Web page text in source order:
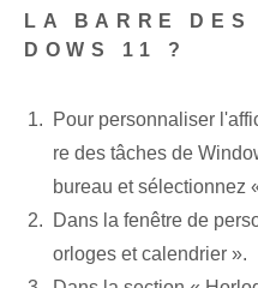
LA BARRE DES
DOWS 11 ?
Pour personnaliser
re des tâches de
bureau et sélectionnez
Dans la fenêtre de
orloges‌ et calendrier ».